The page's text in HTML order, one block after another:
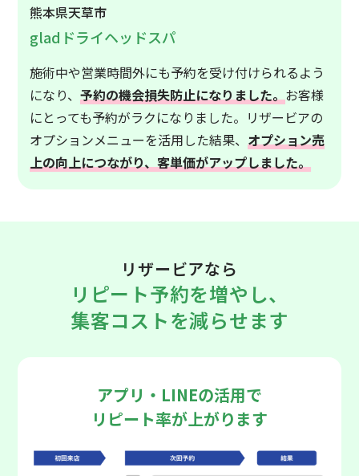
熊本県天草市
gladドライヘッドスパ
施術中や営業時間外にも予約を受け付けられるよう
になり、予約の機会損失防止になりました。 お客様
にとっても予約がラクになりました。リザービアの
オプションメニューを活用した結果、 オプション売
上の向上につながり、客単価がアップしました。
リザービアなら
リピート予約を増やし、
集客コストを減らせます
アプリ・LINEの活用で
リピート率が上がります